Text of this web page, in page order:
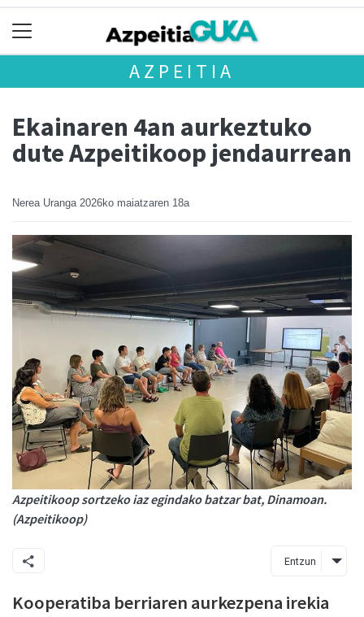
AZPEITIA
Ekainaren 4an aurkeztuko
dute Azpeitikoop jendaurrean
Nerea Uranga 2026ko maiatzaren 18a
Azpeitikoop sortzeko iaz egindako batzar bat, Dinamoan.
(Azpeitikoop)
Entzun
Kooperatiba berriaren aurkezpena irekia